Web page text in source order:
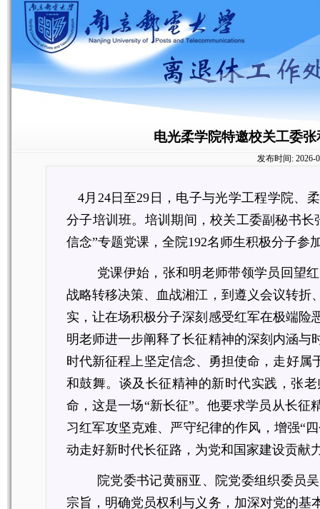
电光柔学院特邀校关工委
发布时间: 2026-
4月24日至29日，电子与光学工程学院、
分子培训班。 培训期间，校关工委副秘书
信念”专题党课， 全 院192名师生积极分子参
党课伊始，张和明老师带领学员回望
战略转移决策、血战湘江，到遵义会议转折
实，让在场积极分子深刻感受红军在极端险
明老师进一步阐释了长征精神的深刻内涵与
时代新征程上坚定信念、勇担使命，走好属
和鼓舞。谈及长征精神的新时代实践，张
命，这是一场“新长征”。他要求学员从长
习红军攻坚克难、严守纪律的作风，增强“
动走好新时代长征路，为党和国家建设贡献
院党委书记黄丽亚、院党委组织委员
宗旨，明确党员权利与义务，加深对党的基